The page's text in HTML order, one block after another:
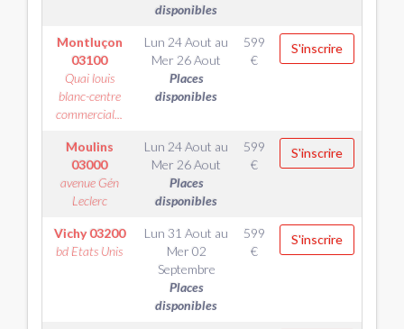
disponibles
Montluçon
03100
Quai louis
blanc-centre
commercial...
Lun 24 Aout au
Mer 26 Aout
Places
disponibles
599
€
S'inscrire
Moulins
03000
avenue Gén
Leclerc
Lun 24 Aout au
Mer 26 Aout
Places
disponibles
599
€
S'inscrire
Vichy03200
bd Etats Unis
Lun 31 Aout au
Mer 02
Septembre
Places
disponibles
599
€
S'inscrire